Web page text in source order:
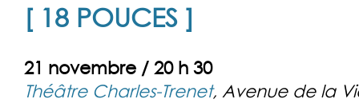
[ 18 POUCES ]
21 novembre / 20 h 30
Théâtre Charles-Trenet, Avenue de la